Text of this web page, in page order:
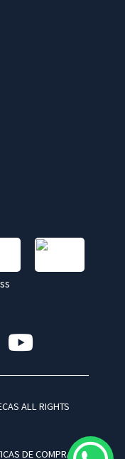
ALL RIGHTS
DE COMPRA